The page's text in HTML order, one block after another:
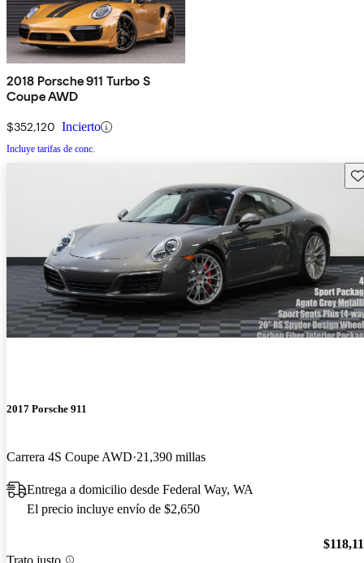
2018 Porsche 911 Turbo S
Coupe AWD
$352,120 Incierto
Incluye tarifas de conc.
2017 Porsche 911
Carrera 4S Coupe AWD 21,390 millas
Entrega a domicilio desde Federal Way, WA
El precio incluye envío de $2,650
Trato justo